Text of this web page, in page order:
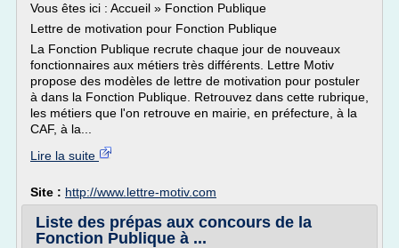
Vous êtes ici : Accueil » Fonction Publique
Lettre de motivation pour Fonction Publique
La Fonction Publique recrute chaque jour de nouveaux
fonctionnaires aux métiers très différents. Lettre Motiv
propose des modèles de lettre de motivation pour postuler
à dans la Fonction Publique. Retrouvez dans cette rubrique,
les métiers que l'on retrouve en mairie, en préfecture, à la
CAF, à la...
Lire la suite
Site : http://www.lettre-motiv.com
Liste des prépas aux concours de la
Fonction Publique à ...